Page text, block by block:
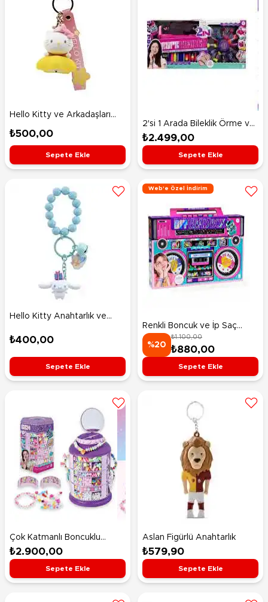
Hello Kitty ve Arkadaşları
Işıklı Anahtarlık Hello Kitty
₺500,00
Sepete Ekle
2'si 1 Arada Bileklik Örme ve
Takı Yapma Makinesi Seti
₺2.499,00
Sepete Ekle
Hello Kitty Anahtarlık ve
Serisi Cinnamoroll
₺400,00
Sepete Ekle
Web'e Özel İndirim
Renkli Boncuk ve İp Saç
Bileklik Örgü Seti
%20
₺1.100,00
₺880,00
Sepete Ekle
Çok Katmanlı Boncuklu
Saklama Seti
₺2.900,00
Sepete Ekle
Aslan Figürlü Anahtarlık
₺579,90
Sepete Ekle